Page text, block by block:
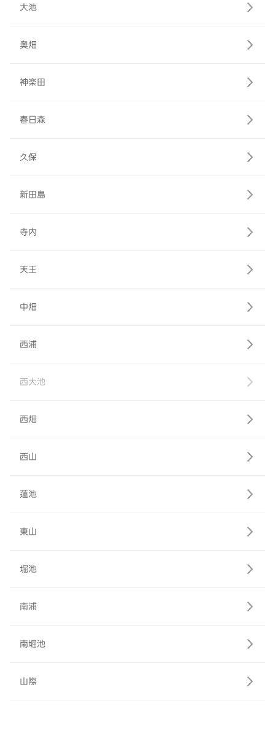
大池
奥畑
神楽田
春日森
久保
新田島
寺内
天王
中畑
西浦
西大池
西畑
西山
蓮池
東山
堀池
南浦
南堀池
山際